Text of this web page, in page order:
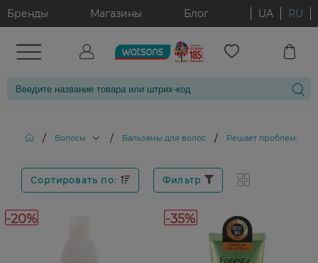
Бренды Магазины Блог UA RU
/ Волосы / Бальзамы для волос / Решает проблему:
Сортировать по: Фильтр
-20% -35%